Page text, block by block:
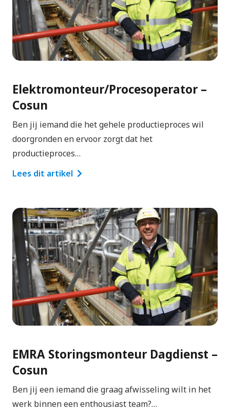
Elektromonteur/Procesoperator –
Cosun
Ben jij iemand die het gehele productieproces wil
doorgronden en ervoor zorgt dat het
productieproces…
Lees dit artikel
EMRA Storingsmonteur Dagdienst –
Cosun
Ben jij een iemand die graag afwisseling wilt in het
werk binnen een enthousiast team?…